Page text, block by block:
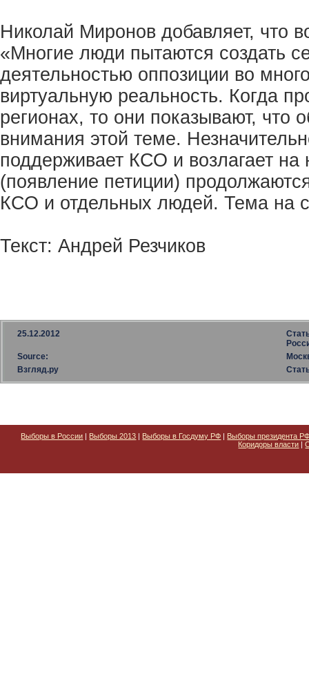
Николай Миронов добавляет, что
«Многие люди пытаются создать
деятельностью оппозиции во
виртуальную реальность. Когда
регионах, то они показывают, что
внимания этой теме.
поддерживает КСО и возлагает
(появление петиции)
КСО и отдельных людей. Тема на
Текст: Андрей Резчиков
25.12.2012
Source:
Взгляд.ру
Выборы в России | Выборы 2013 | Выборы в Госдуму РФ | Выборы президента
Коридоры власти |